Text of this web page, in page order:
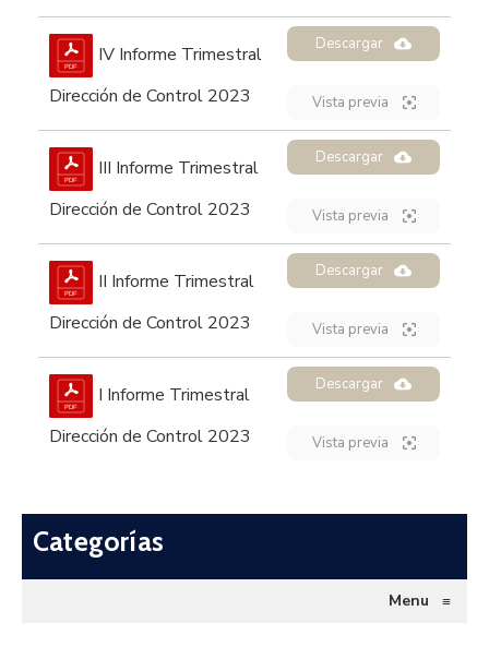
IV Informe Trimestral
Dirección de Control 2023
Descargar
Vista previa
III Informe Trimestral
Dirección de Control 2023
Descargar
Vista previa
II Informe Trimestral
Dirección de Control 2023
Descargar
Vista previa
I Informe Trimestral
Dirección de Control 2023
Descargar
Vista previa
Categorías
Menu ≡